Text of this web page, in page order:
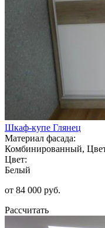
Шкаф-купе Глянец
Материал фасада:
Комбинированный,
Цвет:
Белый
от 84 000 руб.
Рассчитать